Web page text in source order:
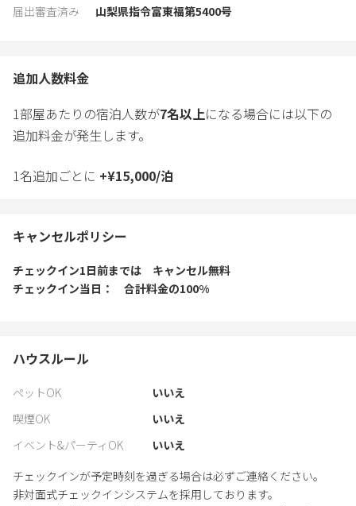
届出審査済み
山梨県指令富東福第5400号
追加人数料金
1部屋あたりの宿泊人数が7名以上になる場合には以下の
追加料金が発生します。
1名追加ごとに +¥15,000/泊
キャンセルポリシー
チェックイン1日前までは
キャンセル無料
チェックイン当日
合計料金の100%
ハウスルール
ペットOK
いいえ
喫煙OK
いいえ
イベント&パーティOK
いいえ
チェックインが予定時刻を過ぎる場合は必ずご連絡ください。
非対面式チェックインシステムを採用しております。